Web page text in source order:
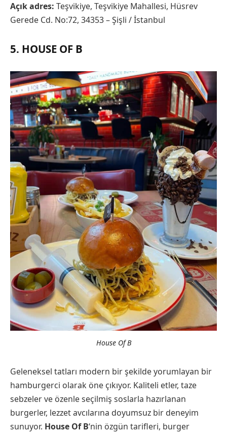
Açık adres: Teşvikiye, Teşvikiye Mahallesi, Hüsrev
Gerede Cd. No:72, 34353 – Şişli / İstanbul
5. HOUSE OF B
House Of B
Geleneksel tatları modern bir şekilde yorumlayan bir
hamburgerci olarak öne çıkıyor. Kaliteli etler, taze
sebzeler ve özenle seçilmiş soslarla hazırlanan
burgerler, lezzet avcılarına doyumsuz bir deneyim
sunuyor. House Of B‘nin özgün tarifleri, burger